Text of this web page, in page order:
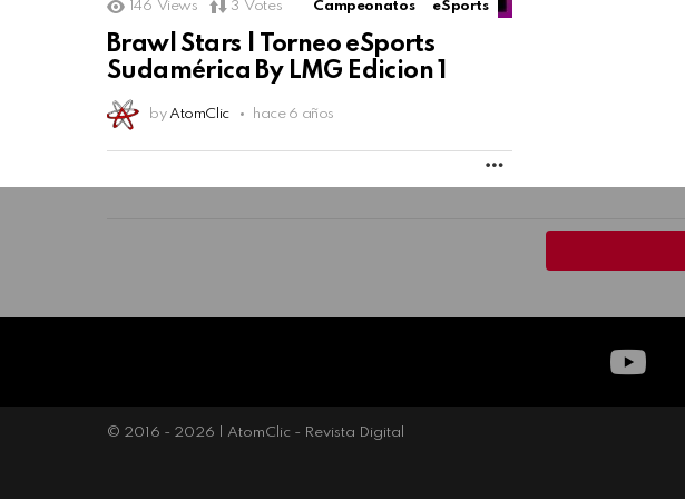
146 Views 3 Votes Campeonatos eSports
Brawl Stars | Torneo eSports
Sudamérica By LMG Edicion 1
by AtomClic hace 6 años
YouTube
© 2016 - 2026 | AtomClic - Revista Digital